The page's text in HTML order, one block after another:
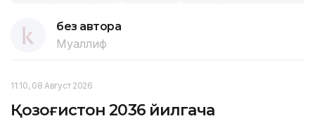
без автора
Муаллиф
11:10, 08 Август 2026
Қозоғистон 2036 йилгача